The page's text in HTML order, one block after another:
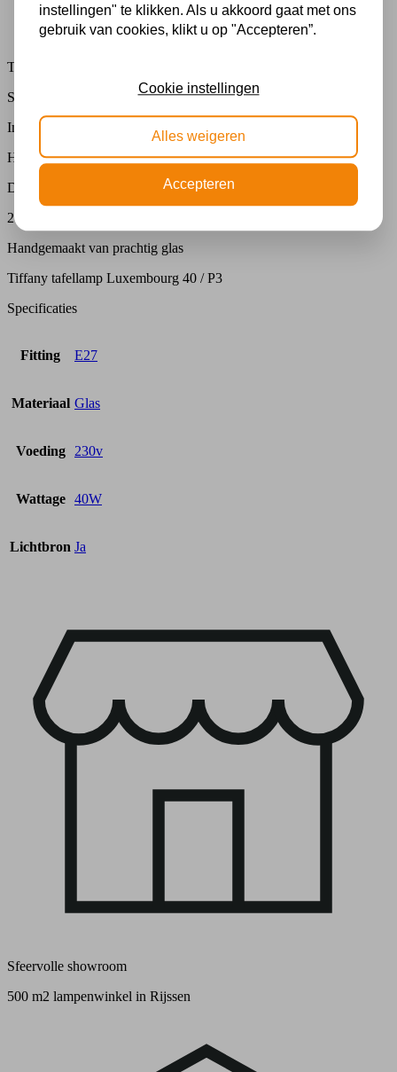
Beschrijving
Extra informatie
Tiffany tafellamp Luxembourg 40 / P3
Specificaties
Imposante Tiffany tafellamp
Hoogte : 61 cm
Diameter kap40 cm
2 x E27 / 40 watt
Handgemaakt van prachtig glas
Tiffany tafellamp Luxembourg 40 / P3
Specificaties
Fitting E27
Materiaal Glas
Voeding 230v
Wattage 40W
Lichtbron Ja
Sfeervolle showroom
500 m2 lampenwinkel in Rijssen
instellingen" te klikken. Als u akkoord gaat met ons
gebruik van cookies, klikt u op "Accepteren”.
Cookie instellingen
Alles weigeren
Accepteren